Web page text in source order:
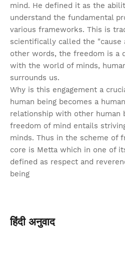
mind. He defined it as the
understand the fundamental
various frameworks. This is
scientifically called the "cause
other words, the freedom is a
with the world of minds,
surrounds us.
Why is this engagement a
human being becomes a
relationship with other human
freedom of mind entails
minds. Thus in the scheme of
core is Metta which in one of
defined as respect and
being
हिंदी अनुवाद